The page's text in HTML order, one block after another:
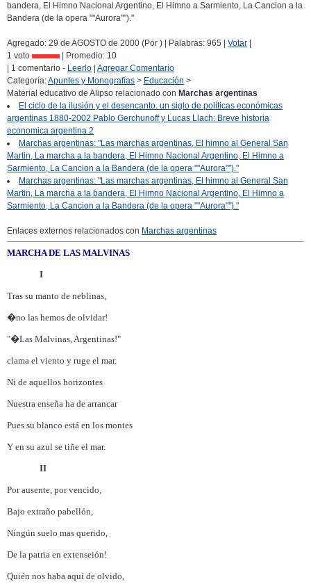
bandera, El Himno Nacional Argentino, El Himno a Sarmiento, La Cancion a la
Bandera (de la opera ""Aurora"")."
Agregado: 29 de AGOSTO de 2000 (Por ) | Palabras: 965 | Votar
1 voto
| Promedio: 10
| 1 comentario - Leerlo Agregar Comentario
Categoría:Apuntes y Monografías > Educación >
Material educativo de Alipso relacionado con Marchas argentinas
El ciclo de la ilusión y el desencanto. un siglo de políticas económicas
argentinas 1880-2002 Pablo Gerchunoff y Lucas Llach: Breve historia
economica argentina 2
Marchas argentinas: "Las marchas argentinas, El himno al General San
Martin, La marcha a la bandera, El Himno Nacional Argentino, El Himno a
Sarmiento, La Cancion a la Bandera (de la opera ""Aurora"")."
Marchas argentinas: "Las marchas argentinas, El himno al General San
Martin, La marcha a la bandera, El Himno Nacional Argentino, El Himno a
Sarmiento, La Cancion a la Bandera (de la opera ""Aurora"")."
Enlaces externos relacionados con Marchas argentinas
MARCHA DE LAS MALVINAS
I
Tras su manto de neblinas,
�no las hemos de olvidar!
"�Las Malvinas, Argentinas!"
clama el viento y ruge el mar.
Ni de aquellos horizontes
Nuestra enseña ha de arrancar
Pues su blanco está en los montes
Y en su azul se tiñe el mar.
II
Por ausente, por vencido,
Bajo extraño pabellón,
Ningún suelo mas querido,
De la patria en extenseión!
Quién nos haba aquí de olvido,